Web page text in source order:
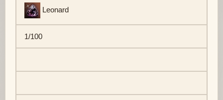
Leonard
1/100